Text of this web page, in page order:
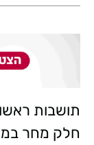
תושבות
חלק מחר